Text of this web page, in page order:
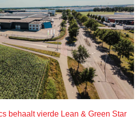
behaalt vierde Lean & Green Star